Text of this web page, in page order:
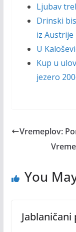
Ljubav
Drinski
iz Austrije
U
Kup u
jezero
Vremeplov:
You